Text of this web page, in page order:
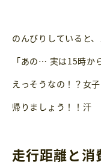
のんびりしていると
「あの… 実は15時か
えっそうなの！？女
帰りましょう！！汗
走行距離と消